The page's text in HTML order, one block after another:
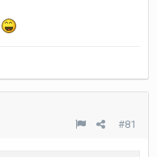
#81